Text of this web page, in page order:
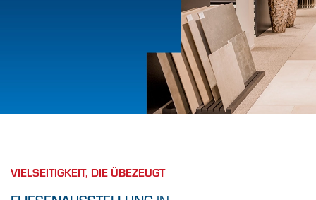
TOP-QUALITÄT.
VIELSEITIGKEIT, DIE ÜBEZEUGT